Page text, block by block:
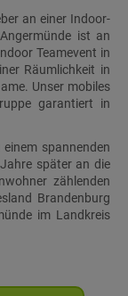
an einer Indoor-
ist an
Teamevent in
Räumlichkeit in
Unser mobiles
garantiert in
spannenden
später an die
zählenden
Brandenburg
im Landkreis